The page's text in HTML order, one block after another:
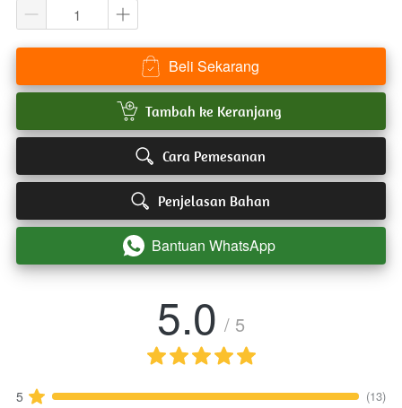
` Beli Sekarang
` Tambah ke Keranjang
` Cara Pemesanan
` Penjelasan Bahan
` Bantuan WhatsApp
5.0 / 5
5 (13)